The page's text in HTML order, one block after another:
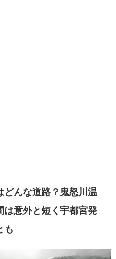
どんな道路？鬼怒川温
は意外と短く宇都宮発
も